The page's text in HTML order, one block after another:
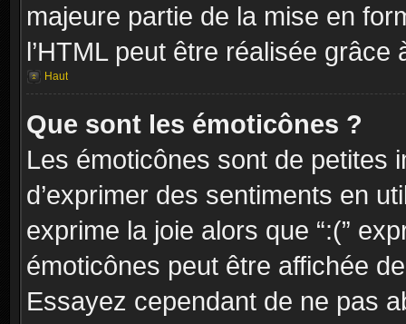
majeure partie de la mise en
l’HTML peut être réalisée grâce
Haut
Que sont les émoticônes ?
Les émoticônes sont de petites
d’exprimer des sentiments en
exprime la joie alors que “:(”
émoticônes peut être affichée
Essayez cependant de ne pas